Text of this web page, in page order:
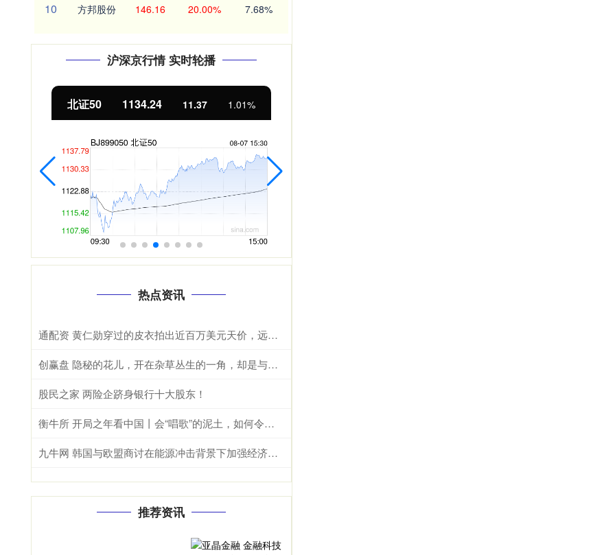
10 方邦股份 146.16 20.00% 7.68%
沪深京行情 实时轮播
北证50 1134.24 11.37 1.01%
热点资讯
通配资 黄仁勋穿过的皮衣拍出近百万美元天价，远超预期
创赢盘 隐秘的花儿，开在杂草丛生的一角，却是与这段爱情毫不相干的路人
股民之家 两险企跻身银行十大股东！
衡牛所 开局之年看中国丨会“唱歌”的泥土，如何令人“陶”醉？
九牛网 韩国与欧盟商讨在能源冲击背景下加强经济安全合作
推荐资讯